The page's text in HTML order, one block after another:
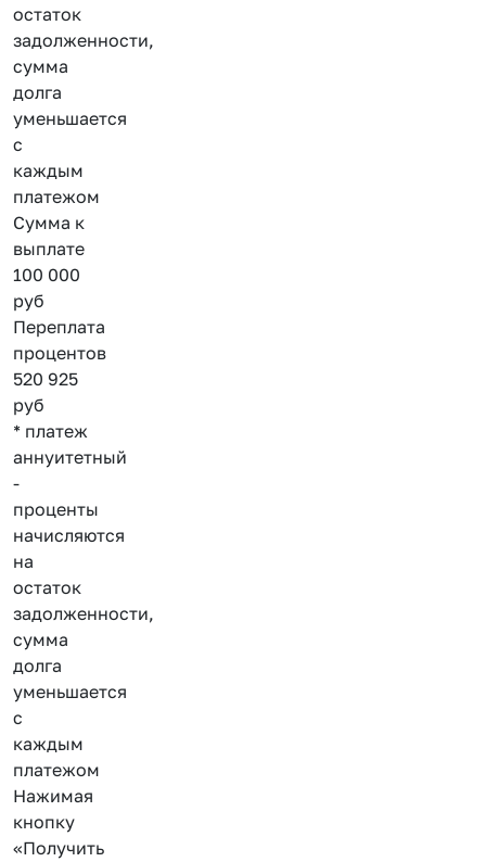
остаток
задолженности,
сумма
долга
уменьшается
с
каждым
платежом
Сумма к
выплате
100 000
руб
Переплата
процентов
520 925
руб
* платеж
аннуитетный
-
проценты
начисляются
на
остаток
задолженности,
сумма
долга
уменьшается
с
каждым
платежом
Нажимая
кнопку
«Получить